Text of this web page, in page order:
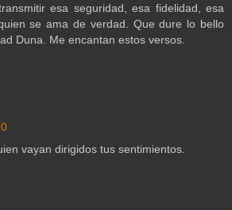
esa seguridad, esa fidelidad, esa
se ama de verdad. Que dure lo bello
Duna. Me encantan estos versos.
vayan dirigidos tus sentimientos.